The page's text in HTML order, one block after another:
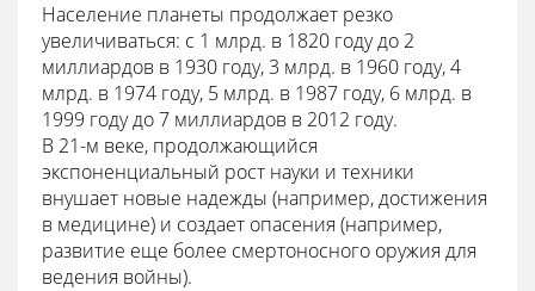
Население планеты продолжает резко
увеличиваться: с 1 млрд. в 1820 году до 2
миллиардов в 1930 году, 3 млрд. в 1960 году, 4
млрд. в 1974 году, 5 млрд. в 1987 году, 6 млрд. в
1999 году до 7 миллиардов в 2012 году.
В 21-м веке, продолжающийся
экспоненциальный рост науки и техники
внушает новые надежды (например, достижения
в медицине) и создает опасения (например,
развитие еще более смертоносного оружия для
ведения войны).